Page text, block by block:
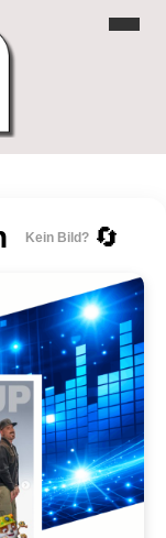
Kein Bild? 🔄